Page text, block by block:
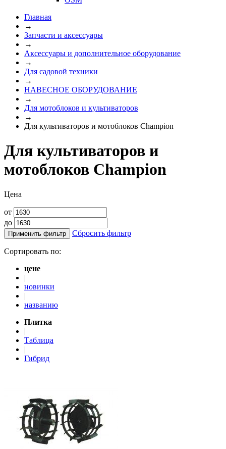
Главная
→
Запчасти и аксессуары
→
Аксессуары и дополнительное оборудование
→
Для садовой техники
→
НАВЕСНОЕ ОБОРУДОВАНИЕ
→
Для мотоблоков и культиваторов
→
Для культиваторов и мотоблоков Champion
Для культиваторов и
мотоблоков Champion
Цена
от
до
Применить фильтр Сбросить фильтр
Сортировать по:
цене
|
новинки
|
названию
Плитка
|
Таблица
|
Гибрид